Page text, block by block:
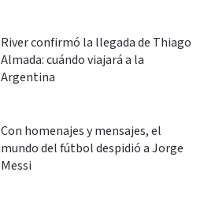
River confirmó la llegada de Thiago
Almada: cuándo viajará a la
Argentina
Con homenajes y mensajes, el
mundo del fútbol despidió a Jorge
Messi